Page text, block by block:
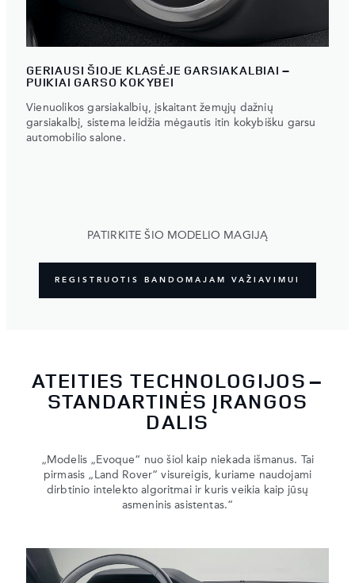
GERIAUSI ŠIOJE KLASĖJE GARSIAKALBIAI –
PUIKIAI GARSO KOKYBEI
Vienuolikos garsiakalbių, įskaitant žemųjų dažnių
garsiakalbį, sistema leidžia mėgautis itin kokybišku garsu
automobilio salone.
PATIRKITE ŠIO MODELIO MAGIJĄ
REGISTRUOTIS BANDOMAJAM VAŽIAVIMUI
ATEITIES TECHNOLOGIJOS –
STANDARTINĖS ĮRANGOS
DALIS
„Modelis „Evoque“ nuo šiol kaip niekada išmanus. Tai
pirmasis „Land Rover“ visureigis, kuriame naudojami
dirbtinio intelekto algoritmai ir kuris veikia kaip jūsų
asmeninis asistentas.“